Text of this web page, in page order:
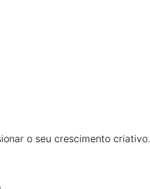
o seu crescimento criativo.